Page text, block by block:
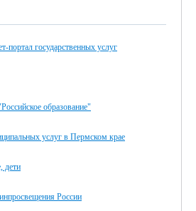
портал государственных услуг
образование"
услуг в Пермском крае
дети
России